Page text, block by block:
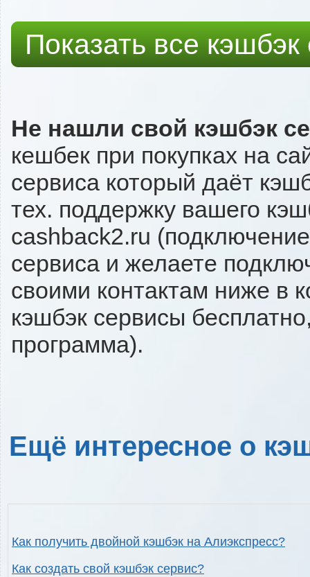
Показать все
Не нашли свой кэшбэк
кешбек при покупках на
сервиса который даёт
тех. поддержку вашего
cashback2.ru
сервиса и желаете
своими контактам ниже в
кэшбэк сервисы
программа).
Ещё интересное о
Как получить двойной кэшбэк на Алиэкспресс?
Как создать свой кэшбэк сервис?